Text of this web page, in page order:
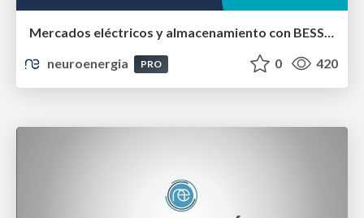
Mercados eléctricos y almacenamiento con BESS en España
neuroenergia
PRO 0 420